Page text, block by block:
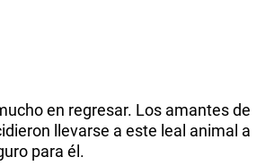
en regresar. Los amantes de
llevarse a este leal animal a
para él.